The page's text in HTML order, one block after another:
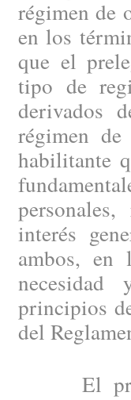
régimen de
en los
que el
tipo de
derivados
régimen
habilitante
interés
ambos, en
principios
del
El